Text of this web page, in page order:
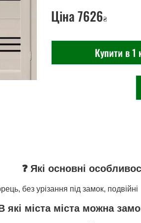
Ціна7626₴
Купити в 1
❓ Які основні
без урізання під замок, подвійні
В які міста міста можна